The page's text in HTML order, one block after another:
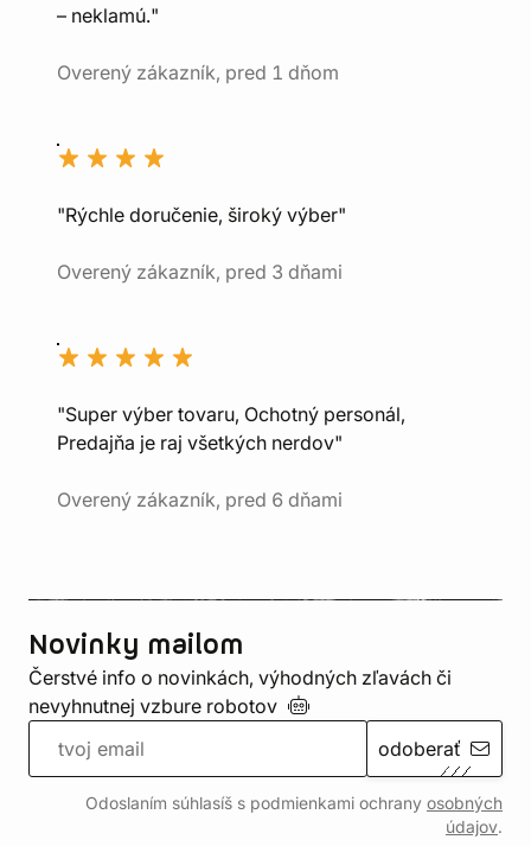
– neklamú."
Overený zákazník, pred 1 dňom
"Rýchle doručenie, široký výber"
Overený zákazník, pred 3 dňami
"Super výber tovaru, Ochotný personál,
Predajňa je raj všetkých nerdov"
Overený zákazník, pred 6 dňami
Novinky mailom
Čerstvé info o novinkách, výhodných zľavách či
nevyhnutnej vzbure robotov
odoberať
Odoslaním súhlasíš s podmienkami ochrany osobných
údajov.